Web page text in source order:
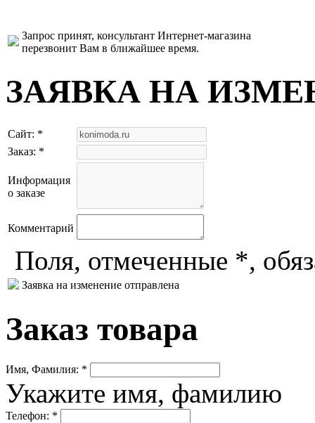
Запрос принят, консультант Интернет-магазина
перезвонит Вам в ближайшее время.
ЗАЯВКА НА
Сайт: *
Заказ: *
Информация
о заказе
Комментарий
Поля, отмеченные *,
Заявка на изменение отправлена
Заказ товара
Имя, Фамилия: *
Укажите имя, фамилию
Телефон: *